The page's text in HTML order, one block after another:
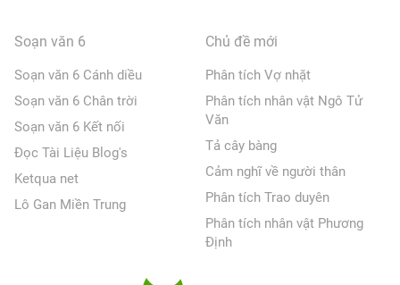
Soạn văn 6
Soạn văn 6 Cánh diều
Soạn văn 6 Chân trời
Soạn văn 6 Kết nối
Đọc Tài Liệu Blog's
Ketqua net
Lô Gan Miền Trung
Chủ đề mới
Phân tích Vợ nhặt
Phân tích nhân vật Ngô Tử
Văn
Tả cây bàng
Cảm nghĩ về người thân
Phân tích Trao duyên
Phân tích nhân vật Phương
Định